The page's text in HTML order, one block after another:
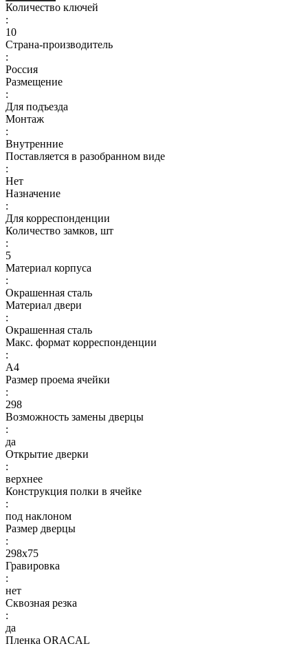
Количество ключей
:
10
Страна-производитель
:
Россия
Размещение
:
Для подъезда
Монтаж
:
Внутренние
Поставляется в разобранном виде
:
Нет
Назначение
:
Для корреспонденции
Количество замков, шт
:
5
Материал корпуса
:
Окрашенная сталь
Материал двери
:
Окрашенная сталь
Макс. формат корреспонденции
:
А4
Размер проема ячейки
:
298
Возможность замены дверцы
:
да
Открытие дверки
:
верхнее
Конструкция полки в ячейке
:
под наклоном
Размер дверцы
:
298х75
Гравировка
:
нет
Сквозная резка
:
да
Пленка ORACAL